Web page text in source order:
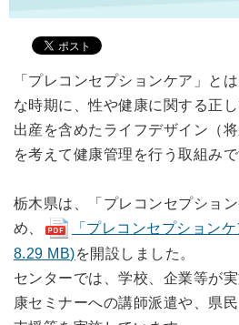
「プレコンセプションケア」と
な時期に、性や健康に関する正
出産を含めたライフデザイン（
を考えて健康管理を行う取組みで
栃木県は、「プレコンセプショ
め、
「プレコンセプション
8.29 MB)を開設しました。
センターでは、学校、企業等が
康セミナーへの講師派遣や、県